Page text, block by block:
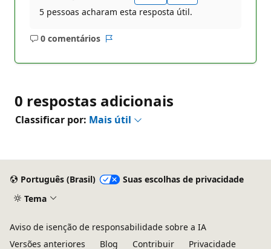
5 pessoas acharam esta resposta útil.
0 comentários
Sem
0 respostas adicionais
Classificar por: Mais útil
Português (Brasil)
Suas escolhas de privacidade
Tema
Aviso de isenção de responsabilidade sobre a IA
Versões anteriores
Blog Contribuir Privacidade